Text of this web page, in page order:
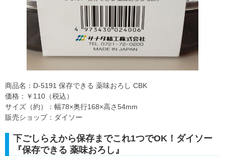
商品名：D-5191 保存できる 薬味おろし CBK
価格：￥110（税込）
サイズ（約）：幅78×奥行168×高さ54mm
販売ショップ：ダイソー
下ごしらえから保存までこれ1つでOK！ダイソー
『保存できる 薬味おろし』